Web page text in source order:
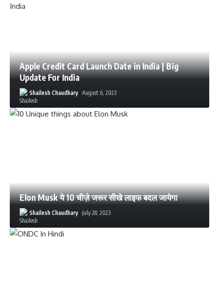
Apple Credit Card Launch Date in India | Big
Update For India
Shailesh Chaudhary August 6, 2023
Elon Musk ये 10 चीज़े जरूर सीखे लाइफ बदल जायेगा
Shailesh Chaudhary July 28, 2023